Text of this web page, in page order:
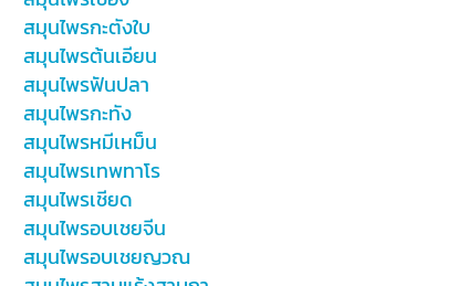
สมุนไพรกะตังใบ
สมุนไพรต้นเอียน
สมุนไพรฟันปลา
สมุนไพรกะทัง
สมุนไพรหมีเหม็น
สมุนไพรเทพทาโร
สมุนไพรเชียด
สมุนไพรอบเชยจีน
สมุนไพรอบเชยญวณ